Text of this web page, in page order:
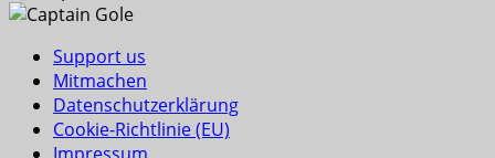
Support us
Mitmachen
Datenschutzerklärung
Cookie-Richtlinie (EU)